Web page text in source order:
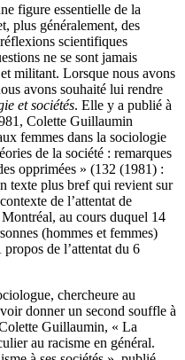
figure essentielle de la
plus généralement, des
scientifiques
ne se sont jamais
militant. Lorsque nous avons
avons souhaité lui rendre
et sociétés. Elle y a publié à
Colette Guillaumin
femmes dans la sociologie
de la société : remarques
opprimées » (132 (1981) :
texte plus bref qui revient sur
de l’attentat de
au cours duquel 14
(hommes et femmes)
de l’attentat du 6
chercheure au
donner un second souffle à
Guillaumin, « La
au racisme en général.